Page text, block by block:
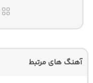
آهنگ های مرتبط